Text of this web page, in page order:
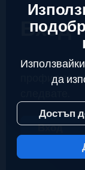
Вход
Вече имате
профил за
Вход
да
Достъп